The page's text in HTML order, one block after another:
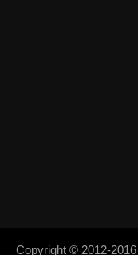
Copyright © 2012-2016